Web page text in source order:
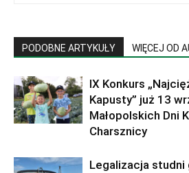
PODOBNE ARTYKUŁY WIĘCEJ OD
IX Konkurs
Kapusty” już 13
Małopolskich Dni
Charsznicy
Legalizacja studni